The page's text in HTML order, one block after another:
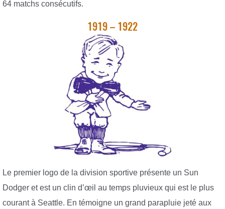
64 matchs consécutifs.
1919 – 1922
Le premier logo de la division sportive présente un Sun
Dodger et est un clin d’œil au temps pluvieux qui est le plus
courant à Seattle. En témoigne un grand parapluie jeté aux